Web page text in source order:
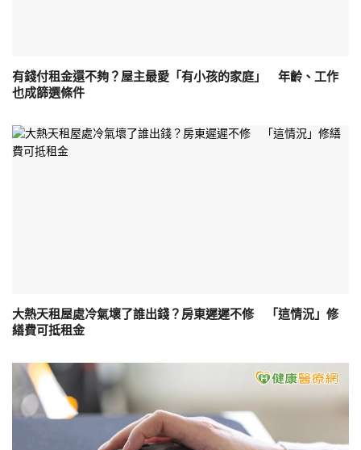
有錢付租金還不夠？屋主最愛「有小孩的家庭」 年齡、工作
也成篩選條件
大熱天租屋處冷氣壞了誰出錢？房東遲遲不修 「這情況」修
繕費可抵租金